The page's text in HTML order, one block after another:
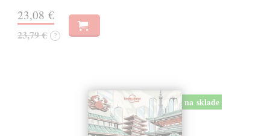
23,08 €
23,79 € ?
na sklade